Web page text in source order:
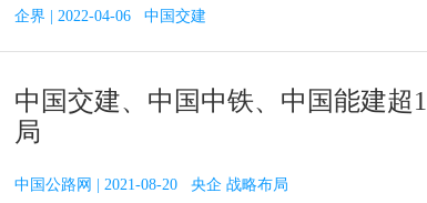
企界 | 2022-04-06 中国交建
中国交建、中国中铁、中国能建超
局
中国公路网 | 2021-08-20 央企 战略布局